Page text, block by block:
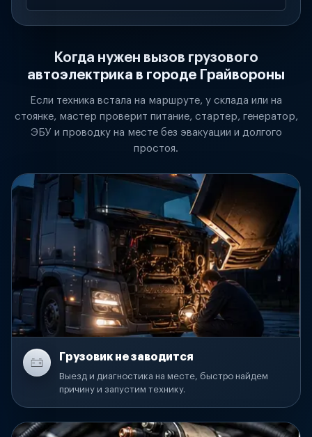
Когда нужен вызов грузового
автоэлектрика в городе Грайвороны
Если техника встала на маршруте, у склада или на
стоянке, мастер проверит питание, стартер, генератор,
ЭБУ и проводку на месте без эвакуации и долгого
простоя.
Грузовик не заводится
Выезд и диагностика на месте, быстро найдем
причину и запустим технику.